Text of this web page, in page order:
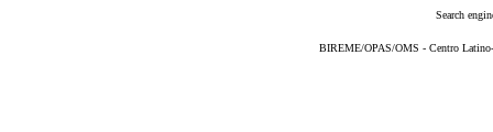
Search
BIREME/OPAS/OMS - Centro Latino-